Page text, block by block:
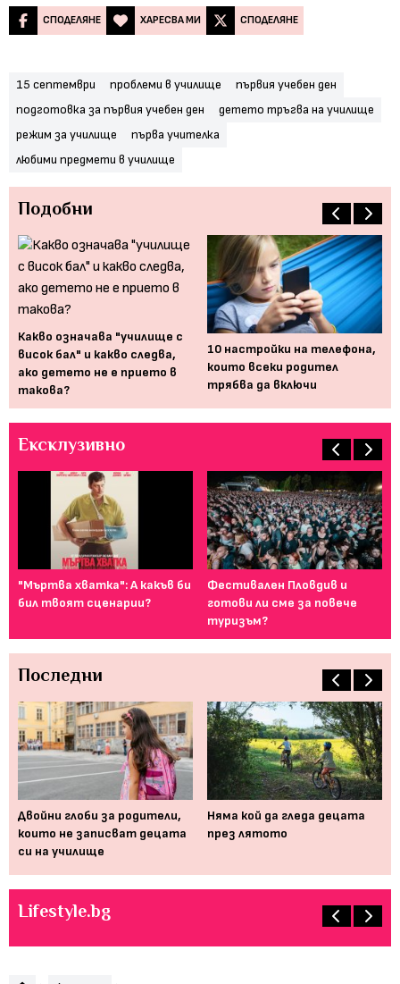
СПОДЕЛЯНЕ ХАРЕСВА МИ СПОДЕЛЯНЕ
15 септември проблеми в училище
първия учебен ден
подготовка за първия учебен ден
детето тръгва на училище
режим за училище
първа учителка
любими предмети в училище
Подобни
Какво означава "училище с
висок бал" и какво следва,
ако детето не е прието в
такова?
10 настройки на телефона,
които всеки родител
трябва да включи
Ексклузивно
"Мъртва хватка": А какъв би
бил твоят сценарии?
Фестивален Пловдив и
готови ли сме за повече
туризъм?
Последни
Двойни глоби за родители,
които не записват децата
си на училище
Няма кой да гледа децата
през лятото
Lifestyle.bg